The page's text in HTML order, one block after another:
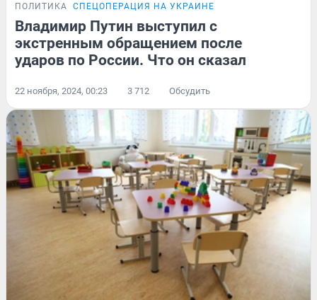
ПОЛИТИКА СПЕЦОПЕРАЦИЯ НА УКРАИНЕ
Владимир Путин выступил с
экстренным обращением после
ударов по России. Что он сказал
22 ноября, 2024, 00:23 3 712 Обсудить